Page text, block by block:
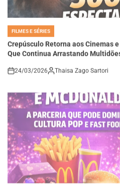
IN
FILMES E SÉRIES
Crepúsculo Retorna aos Cinemas
Que Continua Arrastando
24/03/2026 Thaisa Zago Sartori
POSTED
FILMES E SÉRIES